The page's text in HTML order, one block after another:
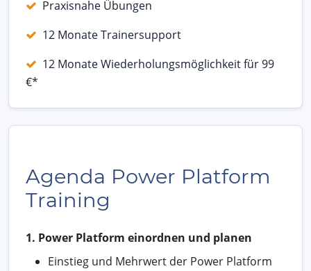
Praxisnahe Übungen
12 Monate Trainersupport
12 Monate Wiederholungsmöglichkeit für 99
€*
Agenda Power Platform
Training
1. Power Platform einordnen und planen
Einstieg und Mehrwert der Power Platform